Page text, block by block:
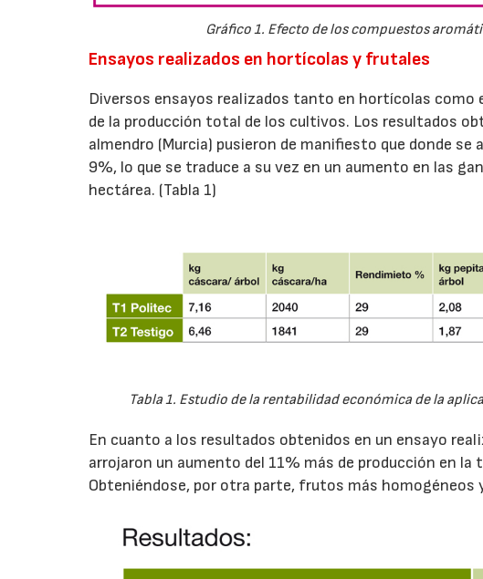
Gráfico 1. Efecto de los compuestos
Ensayos realizados en hortícolas y frutales
Diversos ensayos realizados tanto en hortícolas
de la producción total de los cultivos. Los resultados
almendro (Murcia) pusieron de manifiesto que donde
9%, lo que se traduce a su vez en un aumento en las
hectárea. (Tabla 1)
Tabla 1. Estudio de la rentabilidad económica de la
En cuanto a los resultados obtenidos en un ensayo
arrojaron un aumento del 11% más de producción en
Obteniéndose, por otra parte, frutos más homogéneos